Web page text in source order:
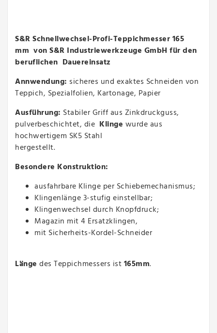
S&R Schnellwechsel-Profi-Teppichmesser 165
mm von S&R Industriewerkzeuge GmbH fürden
beruflichen Dauereinsatz
Annwendung: sicheres und exaktes Schneiden von
Teppich, Spezialfolien, Kartonage, Papier
Ausführung: Stabiler Griff aus Zinkdruckguss,
pulverbeschichtet, die Klinge wurde aus
hochwertigem SK5 Stahl
hergestellt.
Besondere Konstruktion:
ausfahrbare Klinge per Schiebemechanismus;
Klingenlänge 3-stufig einstellbar;
Klingenwechsel durch Knopfdruck;
Magazin mit 4 Ersatzklingen,
mit Sicherheits-Kordel-Schneider
Länge des Teppichmessers ist165mm.